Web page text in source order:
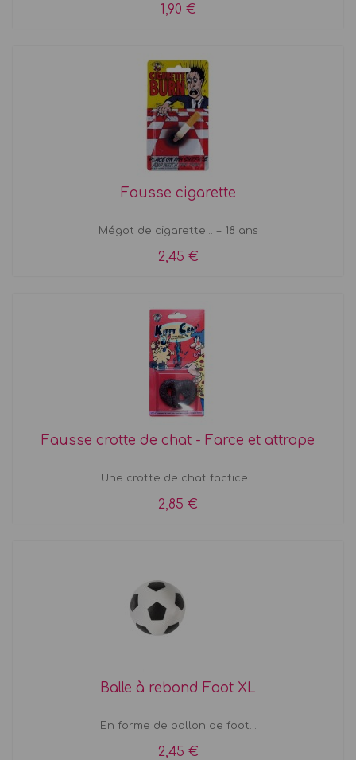
1,90 €
Fausse cigarette
Mégot de cigarette... + 18 ans
2,45 €
Fausse crotte de chat - Farce et attrape
Une crotte de chat factice...
2,85 €
Balle à rebond Foot XL
En forme de ballon de foot...
2,45 €